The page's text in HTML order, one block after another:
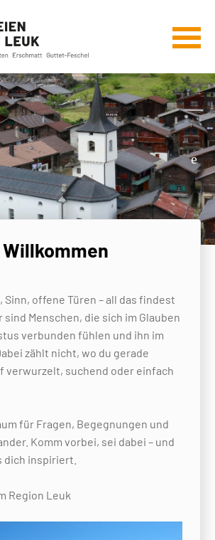
Sinn, offene Türen – all das findest
sind Menschen, die sich im Glauben
verbunden fühlen und ihn im
zählt nicht, wo du gerade
verwurzelt, suchend oder einfach
für Fragen, Begegnungen und
Komm vorbei, sei dabei – und
dich inspiriert.
Region Leuk